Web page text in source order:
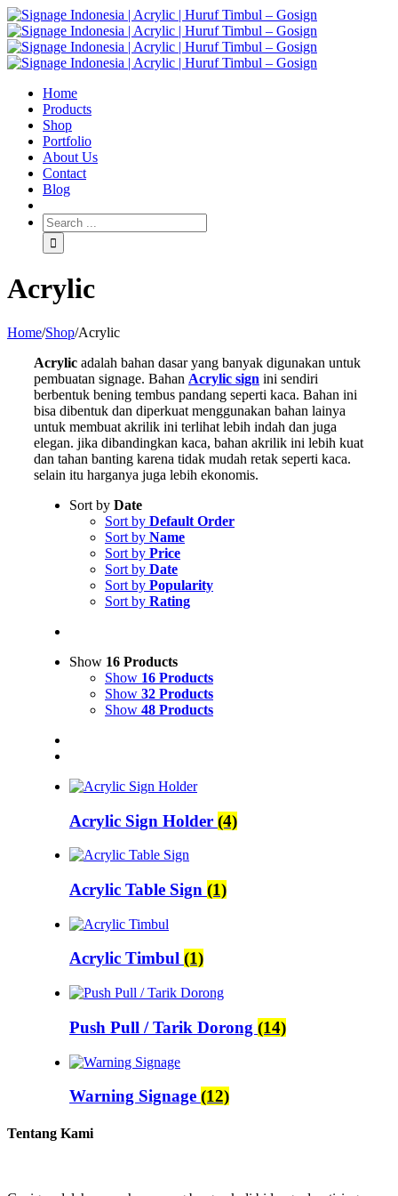
Home
Products
Shop
Portfolio
About Us
Contact
Blog
Acrylic
Home/Shop/Acrylic
Acrylic adalah bahan dasar yang banyak digunakan untuk
pembuatan signage. Bahan Acrylic sign ini sendiri
berbentuk bening tembus pandang seperti kaca. Bahan ini
bisa dibentuk dan diperkuat menggunakan bahan lainya
untuk membuat akrilik ini terlihat lebih indah dan juga
elegan. jika dibandingkan kaca, bahan akrilik ini lebih kuat
dan tahan banting karena tidak mudah retak seperti kaca.
selain itu harganya juga lebih ekonomis.
Sort by Date
Sort by Default Order
Sort by Name
Sort by Price
Sort by Date
Sort by Popularity
Sort by Rating
Show 16 Products
Show 16 Products
Show 32 Products
Show 48 Products
Acrylic Sign Holder (4)
Acrylic Table Sign (1)
Acrylic Timbul (1)
Push Pull / Tarik Dorong (14)
Warning Signage (12)
Tentang Kami